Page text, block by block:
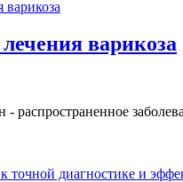
варикоза
распространенное